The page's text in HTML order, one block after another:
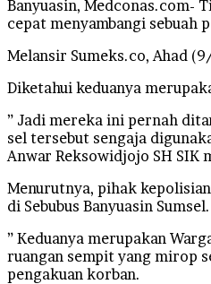
Banyuasin, Medconas.com-
cepat menyambangi sebuah
Melansir Sumeks.co, Ahad
Diketahui keduanya
” Jadi mereka ini pernah
sel tersebut sengaja
Anwar Reksowidjojo SH SIK
Menurutnya, pihak
di Sebubus Banyuasin Sumsel.
” Keduanya merupakan
ruangan sempit yang mirop
pengakuan korban.